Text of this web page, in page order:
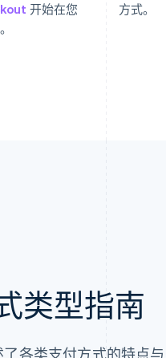
开始在您
方式。
类型指南
各类支付方式的特点